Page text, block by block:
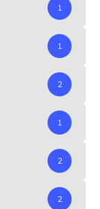
1
1
2
1
2
2